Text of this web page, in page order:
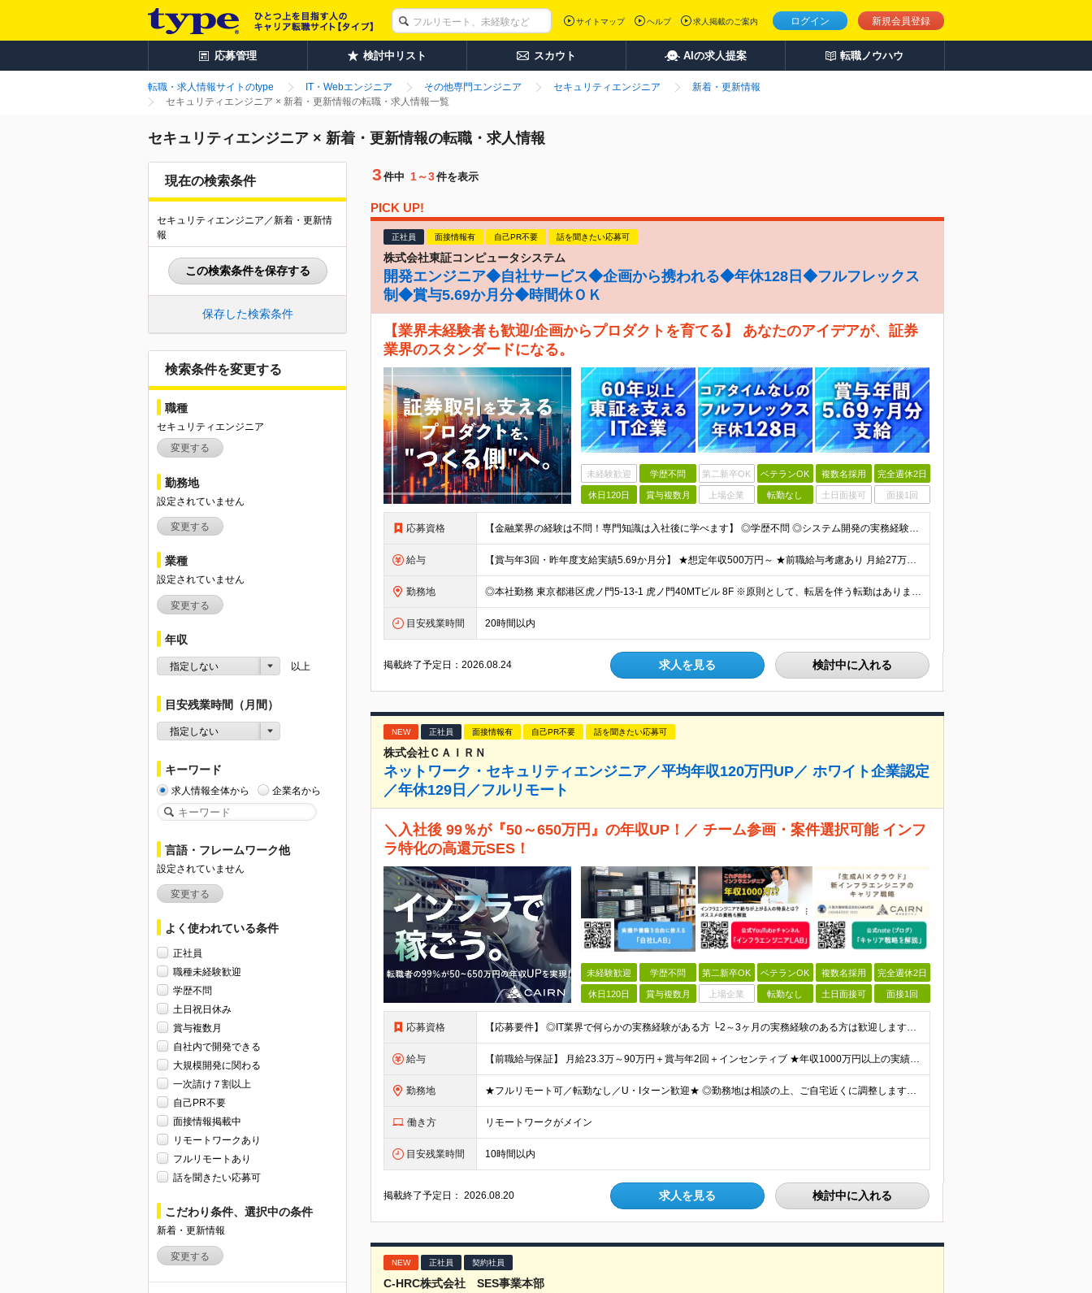
ログイン 新規会員登録
サイトマップ ヘルプ 求人掲載のご案内
応募管理 検討中リスト スカウト AIの求人提案 転職ノウハウ
転職・求人情報サイトのtype IT・Webエンジニア その他専門エンジニア セキュリティエンジニア
新着・更新情報
セキュリティエンジニア × 新着・更新情報の転職・求人情報一覧
セキュリティエンジニア × 新着・更新情報の転職・求人情報
現在の検索条件
セキュリティエンジニア／新着・更新情
報
この検索条件を保存する
保存した検索条件
検索条件を変更する
職種
セキュリティエンジニア
変更する
勤務地
設定されていません
変更する
業種
設定されていません
変更する
年収
指定しない 以上
目安残業時間（月間）
指定しない
キーワード
求人情報全体から 企業名から
言語・フレームワーク他
設定されていません
変更する
よく使われている条件
正社員
職種未経験歓迎
学歴不問
土日祝日休み
賞与複数月
自社内で開発できる
大規模開発に関わる
一次請け７割以上
自己PR不要
面接情報掲載中
リモートワークあり
フルリモートあり
話を聞きたい応募可
こだわり条件、選択中の条件
新着・更新情報
変更する
3 件中 1～3件を表示
PICK UP!
正社員 面接情報有 自己PR不要 話を聞きたい応募可
株式会社東証コンピュータシステム
開発エンジニア◆自社サービス◆企画から携われる◆年休128日◆フルフレックス
制◆賞与5.69か月分◆時間休ＯＫ
【業界未経験者も歓迎/企画からプロダクトを育てる】 あなたのアイデアが、証券
業界のスタンダードになる。
未経験歓迎 学歴不問 第二新卒OK ベテランOK 複数名採用 完全週休2日
休日120日 賞与複数月 上場企業 転勤なし 土日面接可 面接1回
応募資格 【金融業界の経験は不問！専門知識は入社後に学べます】 ◎学歴不問 ◎システム開発の実務経験をお持ちの方 └3年以上・Java、C#いずれかの使用経験をお持ちの方を想定しております 【以下のような方は
給与 【賞与年3回・昨年度支給実績5.69か月分】 ★想定年収500万円～ ★前職給与考慮あり 月給27万円～59万円 +残業代全額支給(1分単位、監督職以下) +人事評価による賞与年2回（4月/10月）
勤務地 ◎本社勤務 東京都港区虎ノ門5-13-1 虎ノ門40MTビル 8F ※原則として、転居を伴う転勤はありません ※(変更の範囲)上記を除く当社関連勤務地
目安残業時間 20時間以内
掲載終了予定日：2026.08.24 求人を見る 検討中に入れる
NEW 正社員 面接情報有 自己PR不要 話を聞きたい応募可
株式会社ＣＡＩＲＮ
ネットワーク・セキュリティエンジニア／平均年収120万円UP／ ホワイト企業認定
／年休129日／フルリモート
＼入社後 99％が『50～650万円』の年収UP！／ チーム参画・案件選択可能 インフ
ラ特化の高還元SES！
未経験歓迎 学歴不問 第二新卒OK ベテランOK 複数名採用 完全週休2日
休日120日 賞与複数月 上場企業 転勤なし 土日面接可 面接1回
応募資格 【応募要件】 ◎IT業界で何らかの実務経験がある方 └2～3ヶ月の実務経験のある方は歓迎します！ 例）PCキッティングやモバイル通信基地局の業務経験者など インフラエンジニアとしてご経験のある方は、
給与 【前職給与保証】 月給23.3万～90万円＋賞与年2回＋インセンティブ ★年収1000万円以上の実績あり！ ※上記月給には月20～30時間分（2万9,300円～21万7,900円）の固定残業代を含み
勤務地 ★フルリモート可／転勤なし／U・Iターン歓迎★ ◎勤務地は相談の上、ご自宅近くに調整します！ 【勤務地】 本社、または東京／埼玉／千葉／神奈川／愛知／仙台のクライアント先 ◎完全在宅（フルリモート）
働き方 リモートワークがメイン
目安残業時間 10時間以内
掲載終了予定日：2026.08.20 求人を見る 検討中に入れる
NEW 正社員 契約社員
C-HRC株式会社 SES事業本部